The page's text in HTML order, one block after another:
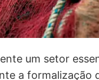
um setor
a formalização